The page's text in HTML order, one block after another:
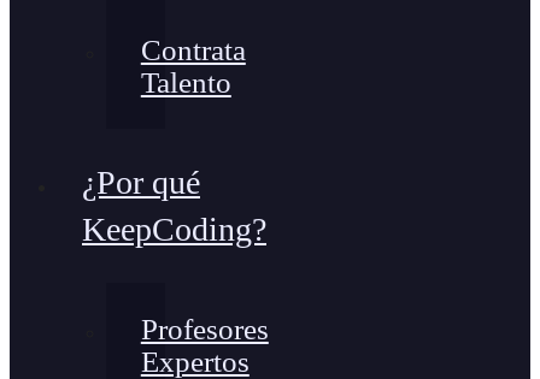
Contrata
Talento
¿Por qué
KeepCoding?
Profesores
Expertos